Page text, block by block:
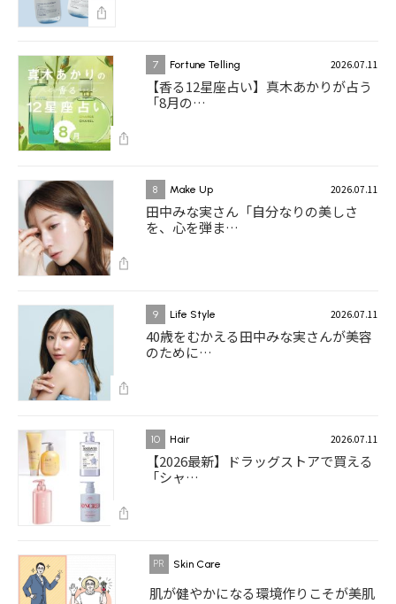
7 Fortune Telling 2026.07.11
【香る12星座占い】真木あかりが占う
「8月の…
8 Make Up 2026.07.11
田中みな実さん「自分なりの美しさ
を、心を弾ま…
9 Life Style 2026.07.11
40歳をむかえる田中みな実さんが美容
のために…
10 Hair 2026.07.11
【2026最新】ドラッグストアで買える
「シャ…
Skin Care
肌が健やかになる環境作りこそが美肌